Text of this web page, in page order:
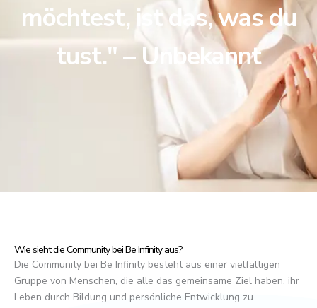
möchtest, ist das, was du
tust." – Unbekannt
Wie sieht die Community bei Be Infinity aus?
Die Community bei Be Infinity besteht aus einer vielfältigen
Gruppe von Menschen, die alle das gemeinsame Ziel haben, ihr
Leben durch Bildung und persönliche Entwicklung zu